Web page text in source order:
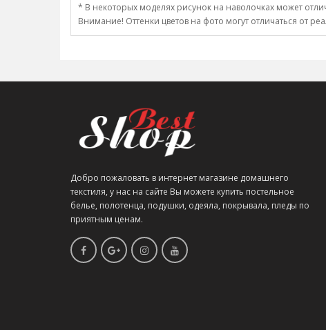
* В некоторых моделях рисунок на наволочках может
Внимание! Оттенки цветов на фото могут отличаться от
Добро пожаловать в интернет магазине домашнего
текстиля, у нас на сайте Вы можете купить постельное
белье, полотенца, подушки, одеяла, покрывала, пледы по
приятным ценам.